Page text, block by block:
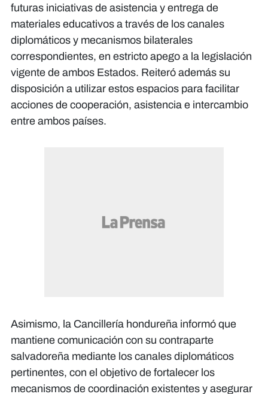
futuras iniciativas de asistencia y entrega de
materiales educativos a través de los canales
diplomáticos y mecanismos bilaterales
correspondientes, en estricto apego a la legislación
vigente de ambos Estados. Reiteró además su
disposición a utilizar estos espacios para facilitar
acciones de cooperación, asistencia e intercambio
entre ambos países.
Asimismo, la Cancillería hondureña informó que
mantiene comunicación con su contraparte
salvadoreña mediante los canales diplomáticos
pertinentes, con el objetivo de fortalecer los
mecanismos de coordinación existentes y asegurar